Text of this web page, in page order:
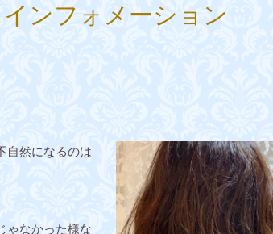
インフォメーション
自然になるのは
ゃなかった様な